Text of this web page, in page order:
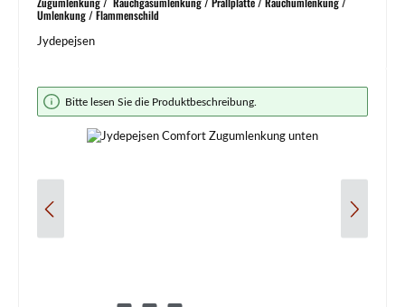
Umlenkung / Flammenschild
Jydepejsen
Bildergalerie überspringen
Bitte lesen Sie die Produktbeschreibung.